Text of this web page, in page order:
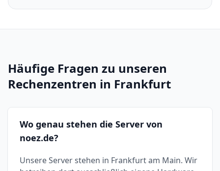
Häufige Fragen zu unseren
Rechenzentren in Frankfurt
Wo genau stehen die Server von
noez.de?
Unsere Server stehen in Frankfurt am Main. Wir